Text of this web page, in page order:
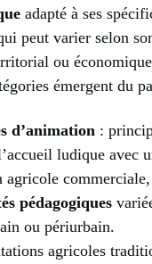
adapté à ses
peut varier selon
ou
émergent du
d’animation :
ludique avec
agricole
pédagogiques
ou périurbain.
agricoles